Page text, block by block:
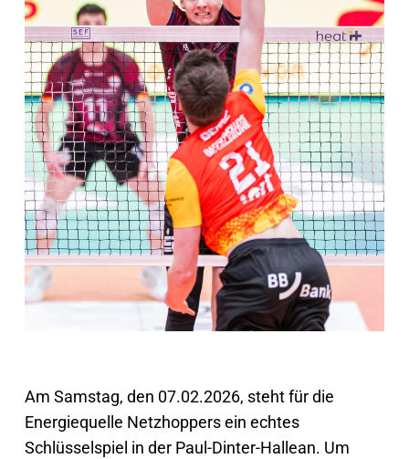
Am Samstag, den 07.02.2026, steht für die
Energiequelle Netzhoppers ein echtes
Schlüsselspiel in der Paul-Dinter-Hallean. Um